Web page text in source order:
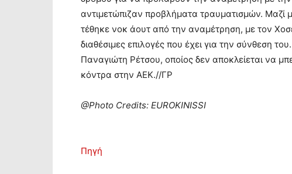
αντιμετώπιζαν προβλήματα τραυματισμών. Μαζί
τέθηκε νοκ άουτ από την αναμέτρηση, με τον
διαθέσιμες επιλογές που έχει για την σύνθεση
Παναγιώτη Ρέτσου, οποίος δεν αποκλείεται να
κόντρα στην ΑΕΚ.//ΓΡ
@Photo Credits: EUROKINISSI
Πηγή